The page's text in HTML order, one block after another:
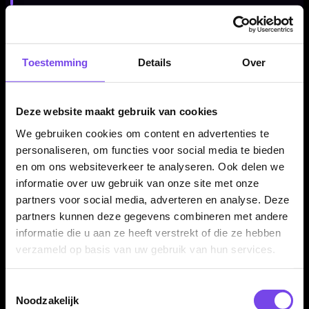
Toestemming Details Over
Deze website maakt gebruik van cookies
We gebruiken cookies om content en advertenties te
personaliseren, om functies voor social media te bieden
en om ons websiteverkeer te analyseren. Ook delen we
informatie over uw gebruik van onze site met onze
partners voor social media, adverteren en analyse. Deze
partners kunnen deze gegevens combineren met andere
informatie die u aan ze heeft verstrekt of die ze hebben
verzameld op basis van uw gebruik van hun services.
Noodzakelijk
Compleet geleverd met shafts en flights
De Bull's Kim Huybrechts 80% dartpijlen worden geleverd als
shafts en Kim Huybrechts flights. Daardoor kun je direct
Kenmerken van de Bull's Kim Huybrechts 80% Dartpijlen
✓ Originele Bull's Kim Huybrechts dartpijlen
✓ Ontworpen in samenwerking met Kim Huybrechts
✓ Steeltip dartpijlen
✓ Gemaakt van 80% tungsten
✓ Verkrijgbaar in 23 en 25 gram
✓ Ringed en incision grip